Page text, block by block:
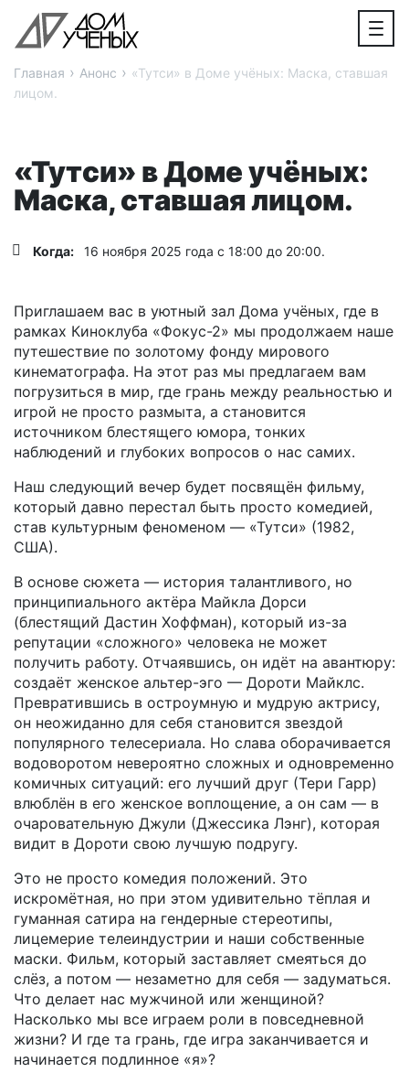
Главная › Анонс › «Тутси» в Доме учёных: Маска, ставшая
лицом.
«Тутси» в Доме учёных:
Маска, ставшая лицом.
Когда: 16 ноября 2025 года с 18:00 до 20:00.
Приглашаем вас в уютный зал Дома учёных, где в
рамках Киноклуба «Фокус-2» мы продолжаем наше
путешествие по золотому фонду мирового
кинематографа. На этот раз мы предлагаем вам
погрузиться в мир, где грань между реальностью и
игрой не просто размыта, а становится
источником блестящего юмора, тонких
наблюдений и глубоких вопросов о нас самих.
Наш следующий вечер будет посвящён фильму,
который давно перестал быть просто комедией,
став культурным феноменом — «Тутси» (1982,
США).
В основе сюжета — история талантливого, но
принципиального актёра Майкла Дорси
(блестящий Дастин Хоффман), который из-за
репутации «сложного» человека не может
получить работу. Отчаявшись, он идёт на авантюру:
создаёт женское альтер-эго — Дороти Майклс.
Превратившись в остроумную и мудрую актрису,
он неожиданно для себя становится звездой
популярного телесериала. Но слава оборачивается
водоворотом невероятно сложных и одновременно
комичных ситуаций: его лучший друг (Тери Гарр)
влюблён в его женское воплощение, а он сам — в
очаровательную Джули (Джессика Лэнг), которая
видит в Дороти свою лучшую подругу.
Это не просто комедия положений. Это
искромётная, но при этом удивительно тёплая и
гуманная сатира на гендерные стереотипы,
лицемерие телеиндустрии и наши собственные
маски. Фильм, который заставляет смеяться до
слёз, а потом — незаметно для себя — задуматься.
Что делает нас мужчиной или женщиной?
Насколько мы все играем роли в повседневной
жизни? И где та грань, где игра заканчивается и
начинается подлинное «я»?